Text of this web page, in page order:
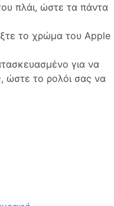
πλάι, ώστε τα πάντα
το χρώμα του Apple
για να
ώστε το ρολόι σας να